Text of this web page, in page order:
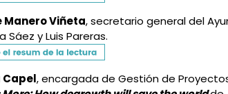
Manero Viñeta, secretario general del
Sáez y Luis Pareras.
Capel, encargada de Gestión de